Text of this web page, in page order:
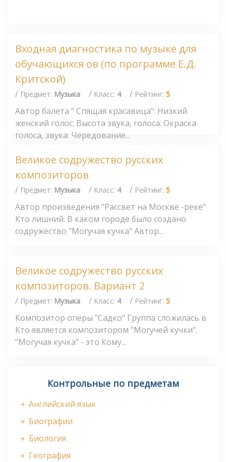
Входная диагностика по музыке для
обучающихся ов (по программе Е.Д.
Критской)
/ Предмет: Музыка / Класс: 4 / Рейтинг: 5
Автор балета " Спящая красавица": Низкий
женский голос: Высота звука, голоса: Окраска
голоса, звука: Чередование...
Великое содружество русских
композиторов
/ Предмет: Музыка / Класс: 4 / Рейтинг: 5
Автор произведения "Рассвет на Москве -реке"
Кто лишний. В каком городе было создано
содружество "Могучая кучка" Автор...
Великое содружество русских
композиторов. Вариант 2
/ Предмет: Музыка / Класс: 4 / Рейтинг: 5
Композитор оперы "Садко" Группа сложилась в
Кто является композитором "Могучей кучки".
"Могучая кучка" - это Кому...
Контрольные по предметам
Английский язык
Биографии
Биология
География